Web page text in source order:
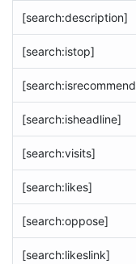
[search:description]
[search:istop]
[search:isheadline]
[search:visits]
[search:likes]
[search:oppose]
[search:likeslink]